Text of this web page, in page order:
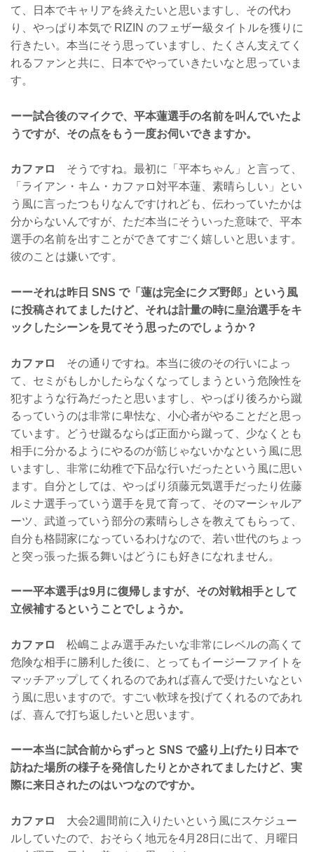
て、日本でキャリアを終えたいと思いますし、その代わ
り、やっぱり本気で RIZIN のフェザー級タイトルを獲りに
行きたい。本当にそう思っていますし、たくさん支えてく
れるファンと共に、日本でやっていきたいなと思っていま
す。
ーー試合後のマイクで、平本蓮選手の名前を叫んでいたよ
うですが、その点をもう一度お伺いできますか。
カファロ
そうですね。最初に「平本ちゃん」と言って、
「ライアン・キム・カファロ対平本蓮、素晴らしい」とい
う風に言ったつもりなんですけれども、伝わっていたかは
分からないんですが、ただ本当にそういった意味で、平本
選手の名前を出すことができてすごく嬉しいと思います。
彼のことは嫌いです。
ーーそれは昨日 SNS で「蓮は完全にクズ野郎」という風
に投稿されてましたけど、それは計量の時に皇治選手をキ
ックしたシーンを見てそう思ったのでしょうか？
カファロ
その通りですね。本当に彼のその行いによっ
て、セミがもしかしたらなくなってしまうという危険性を
犯すような行為だったと思いますし、やっぱり後ろから蹴
るっていうのは非常に卑怯な、小心者がやることだと思っ
ています。どうせ蹴るならば正面から蹴って、少なくとも
相手に分かるようにやるのが筋じゃないかなという風に思
いますし、非常に幼稚で下品な行いだったという風に思い
ます。自分としては、やっぱり須藤元気選手だったり佐藤
ルミナ選手っていう選手を見て育って、そのマーシャルア
ーツ、武道っていう部分の素晴らしさを教えてもらって、
自分も格闘家になっているわけなので、若い世代のちょっ
と突っ張った振る舞いはどうにも好きになれません。
ーー平本選手は9月に復帰しますが、その対戦相手として
立候補するということでしょうか。
カファロ
松嶋こよみ選手みたいな非常にレベルの高くて
危険な相手に勝利した後に、とってもイージーファイトを
マッチアップしてくれるのであれば喜んで受けたいなとい
う風に思いますので。すごい軟球を投げてくれるのであれ
ば、喜んで打ち返したいと思います。
ーー本当に試合前からずっと SNS で盛り上げたり日本で
訪ねた場所の様子を発信したりとかされてましたけど、実
際に来日されたのはいつなのですか。
カファロ
大会2週間前に入りたいという風にスケジュー
ルしていたので、おそらく地元を4月28日に出て、月曜日